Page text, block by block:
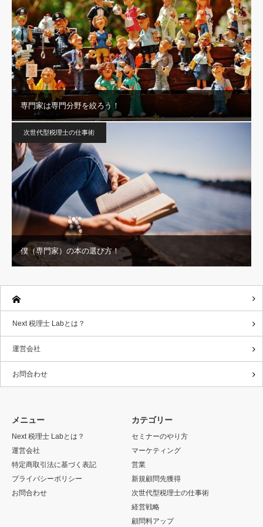
専門家は専門分野を絞ろう！
次世代型税理士の仕事術
僕（専門家）の本の選び方！
Next 税理士 Labとは？
運営会社
お問合わせ
メニュー
Next 税理士 Labとは？
運営会社
特定商取引法に基づく表記
プライバシーポリシー
お問合わせ
カテゴリー
セミナーのやり方
マーケティング
営業
新規顧問先獲得
次世代型税理士の仕事術
経営戦略
顧問料アップ